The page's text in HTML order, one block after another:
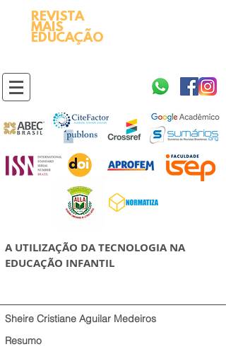
REVISTA
MAIS
EDUCAÇÃO
A UTILIZAÇÃO DA TECNOLOGIA NA
EDUCAÇÃO INFANTIL
Sheire Cristiane Aguilar Medeiros
Resumo